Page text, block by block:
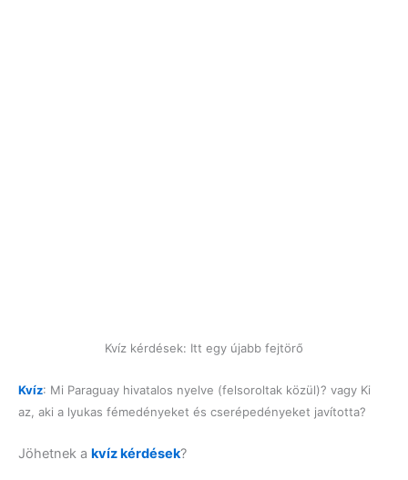
Kvíz kérdések: Itt egy újabb fejtörő
Kvíz: Mi Paraguay hivatalos nyelve (felsoroltak közül)? vagy Ki
az, aki a lyukas fémedényeket és cserépedényeket javította?
Jöhetnek a kvíz kérdések?